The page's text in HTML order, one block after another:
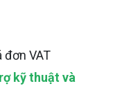
đơn VAT
kỹ thuật và